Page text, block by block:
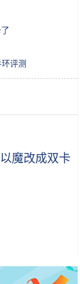
评测
魔改成双卡